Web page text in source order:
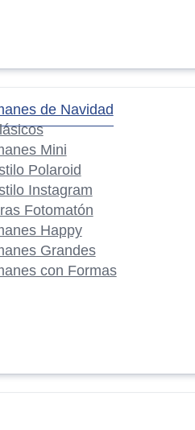
de Navidad
Mini
Polaroid
Instagram
Fotomatón
Happy
Grandes
con Formas